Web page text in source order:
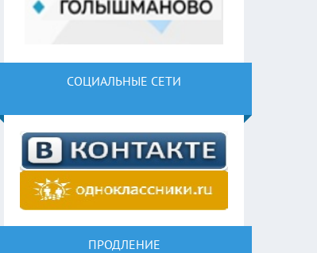
СОЦИАЛЬНЫЕ СЕТИ
ПРОДЛЕНИЕ